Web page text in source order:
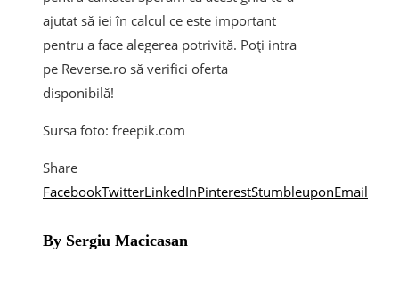
ajutat să iei în calcul ce este important
pentru a face alegerea potrivită. Poți intra
pe Reverse.ro să verifici oferta
disponibilă!
Sursa foto: freepik.com
Share
FacebookTwitterLinkedInPinterestStumbleuponEmail
By Sergiu Macicasan